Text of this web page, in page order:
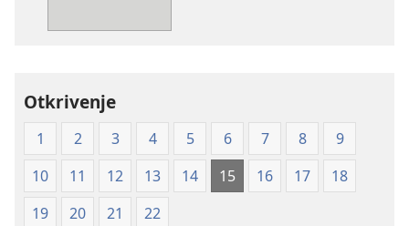
korice)
Otkrivenje
1 2 3 4 5 6 7 8
9
10
11 12 13 14 15 16 17
18
19
20 21 22